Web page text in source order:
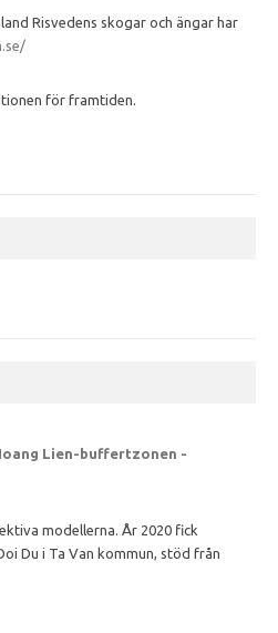
Risvedens skogar och ängar har
för framtiden.
Lien-buffertzonen -
modellerna. År 2020 fick
Du i Ta Van kommun, stöd från